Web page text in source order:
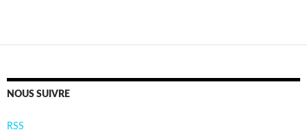
NOUS SUIVRE
RSS